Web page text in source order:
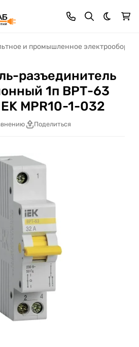
Темная
и промышленное
разъединитель
1п ВРТ-63
MPR10-1-032
Поделиться